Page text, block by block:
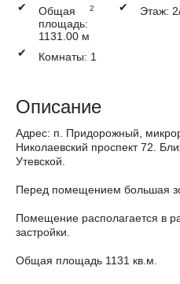
✔
Общая
площадь:
1131.00 м
2 ✔ Этаж:
✔
Комнаты: 1
Описание
Адрес: п. Придорожный,
Николаевский проспект 72.
Утевской.
Перед помещением большая
Помещение располагается в
застройки.
Общая площадь 1131 кв.м.